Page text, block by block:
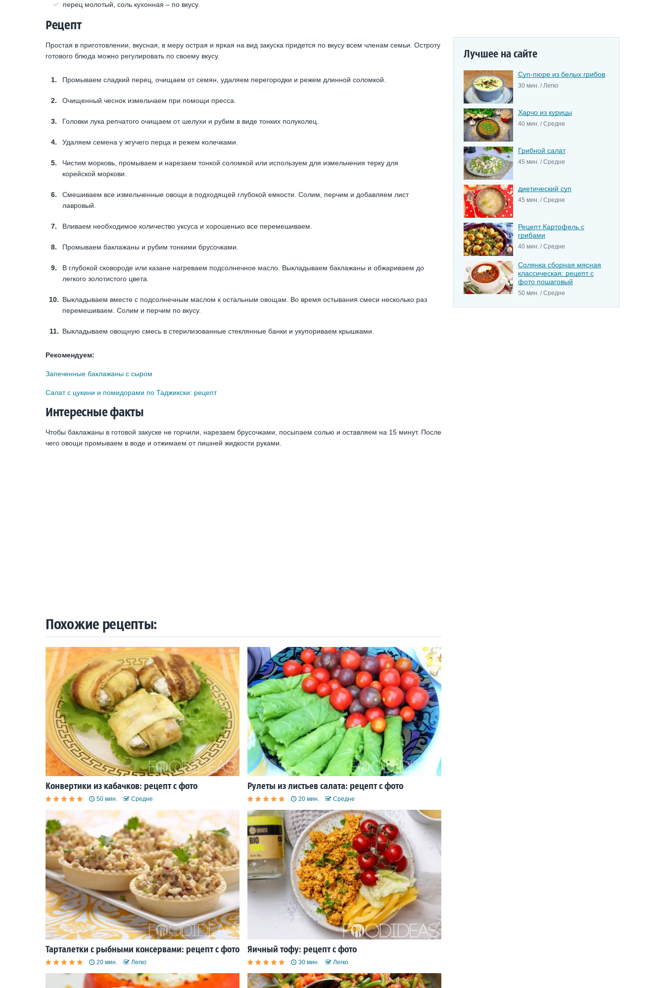
перец молотый, соль кухонная – по вкусу.
Рецепт
Простая в приготовлении, вкусная, в меру острая и яркая на вид закуска придется по вкусу всем членам семьи. Остроту
готового блюда можно регулировать по своему вкусу.
Промываем сладкий перец, очищаем от семян, удаляем перегородки и режем длинной соломкой.
Очищенный чеснок измельчаем при помощи пресса.
Головки лука репчатого очищаем от шелухи и рубим в виде тонких полуколец.
Удаляем семена у жгучего перца и режем колечками.
Чистим морковь, промываем и нарезаем тонкой соломкой или используем для измельчения терку для
корейской моркови.
Смешиваем все измельченные овощи в подходящей глубокой емкости. Солим, перчим и добавляем лист
лавровый.
Вливаем необходимое количество уксуса и хорошенько все перемешиваем.
Промываем баклажаны и рубим тонкими брусочками.
В глубокой сковороде или казане нагреваем подсолнечное масло. Выкладываем баклажаны и обжариваем до
легкого золотистого цвета.
Выкладываем вместе с подсолнечным маслом к остальным овощам. Во время остывания смеси несколько раз
перемешиваем. Солим и перчим по вкусу.
Выкладываем овощную смесь в стерилизованные стеклянные банки и укупориваем крышками.
Рекомендуем:
Запеченные баклажаны с сыром
Салат с цукини и помидорами по Таджикски: рецепт
Интересные факты
Чтобы баклажаны в готовой закуске не горчили, нарезаем брусочками, посыпаем солью и оставляем на 15 минут. После
чего овощи промываем в воде и отжимаем от лишней жидкости руками.
Похожие рецепты:
Конвертики из кабачков: рецепт с фото
50 мин. Средне
Рулеты из листьев салата: рецепт с фото
20 мин. Средне
Тарталетки с рыбными консервами: рецепт с фото
20 мин. Легко
Яичный тофу: рецепт с фото
30 мин. Легко
Лучшее на сайте
Суп-пюре из белых грибов
30 мин. / Легко
Харчо из курицы
40 мин. / Средне
Грибной салат
45 мин. / Средне
диетический суп
45 мин. / Средне
Рецепт Картофель с
грибами
40 мин. / Средне
Солянка сборная мясная
классическая: рецепт с
фото пошаговый
50 мин. / Средне